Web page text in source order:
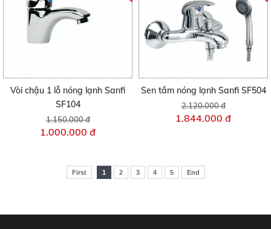
Vòi chậu 1 lỗ nóng lạnh Sanfi
SF104
1.150.000 đ
1.000.000 đ
Sen tắm nóng lạnh Sanfi SF504
2.120.000 đ
1.844.000 đ
First 1 2 3 4 5 End